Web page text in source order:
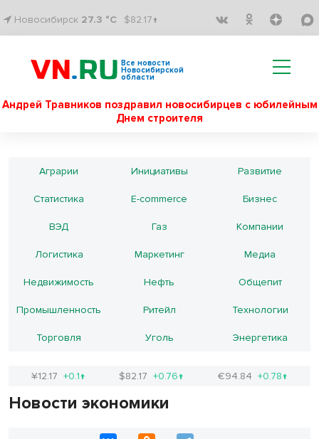
Новосибирск 27.3 °C $82.17↑
Все новости
Новосибирской
области
Андрей Травников поздравил новосибирцев с юбилейным
Днем строителя
Аграрии Инициативы Развитие
Статистика E-commerce Бизнес
ВЭД Газ Компании
Логистика Маркетинг Медиа
Недвижимость Нефть Общепит
Промышленность Ритейл Технологии
Торговля Уголь Энергетика
¥12.17 +0.1↑ $82.17+0.76↑ €94.84+0.78↑
Новости экономики